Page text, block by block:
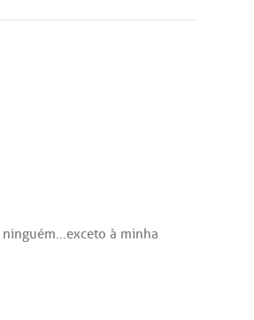
ninguém...exceto à minha